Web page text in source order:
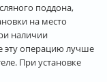
поддона,
на место
наличии
эту операцию лучше
При установке